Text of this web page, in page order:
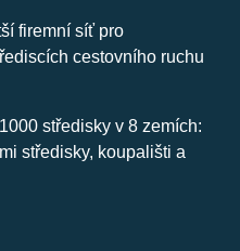
firemní síť pro
cestovního ruchu
středisky v 8 zemích:
středisky, koupališti a